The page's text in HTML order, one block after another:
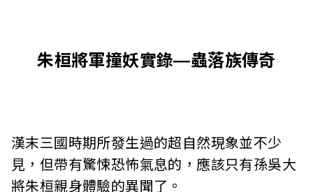
r
s
朱桓將軍撞妖實錄—蟲落族傳奇
漢末三國時期所發生過的超自然現象並不少
見，但帶有驚悚恐怖氣息的，應該只有孫吳大
將朱桓親身體驗的異聞了。